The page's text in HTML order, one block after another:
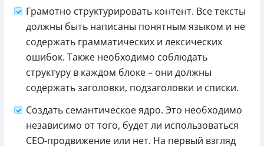
Грамотно структурировать контент. Все тексты
должны быть написаны понятным языком и не
содержать грамматических и лексических
ошибок. Также необходимо соблюдать
структуру в каждом блоке – они должны
содержать заголовки, подзаголовки и списки.
Создать семантическое ядро. Это необходимо
независимо от того, будет ли использоваться
СЕО-продвижение или нет. На первый взгляд